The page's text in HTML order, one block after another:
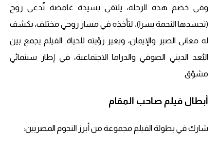
وفي خضم هذه الرحلة، يلتقي بسيدة غامضة تُدعى روح
(تجسدها النجمة يسرا)، لتأخذه في مسار روحي مختلف، يكشف
له معاني الصبر والإيمان، ويغير رؤيته للحياة. الفيلم يجمع بين
البُعد الديني الصوفي والدراما الاجتماعية، في إطار سينمائي
مشوّق.
أبطال فيلم صاحب المقام
شارك في بطولة الفيلم مجموعة من أبرز النجوم المصريين: